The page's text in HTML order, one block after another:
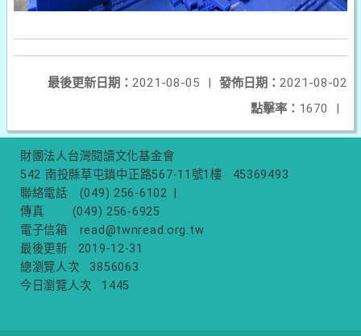
發佈日期： 2021-08-02
最後更新日期： 2021-08-05
|
點擊率： 1670 |
財團法人台灣閱讀文化基金會
542 南投縣草屯鎮中正路567-11號1樓
45369493
聯絡電話
(049) 256-6102
傳真
(049) 256-6925
電子信箱
read@twnread.org.tw
最後更新
2019-12-31
總瀏覽人次
3856063
今日瀏覽人次
1445